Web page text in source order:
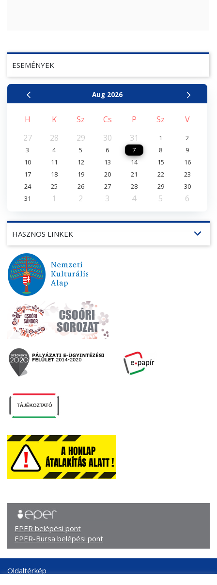
ESEMÉNYEK
Aug 2026
H K Sz Cs P Sz
V
27
28 29 30 31 1
2
3
4 5 6 7 8
9
10
11 12 13 14 15
16
17
18 19 20 21 22
23
24
25 26 27 28 29
30
31
1 2 3 4 5 6
EPER belépési pont
EPER-Bursa belépési pont
HASZNOS LINKEK expand_more
Oldaltérkép